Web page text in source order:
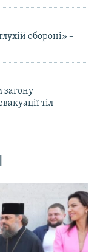
обороні» –
загону
тіл